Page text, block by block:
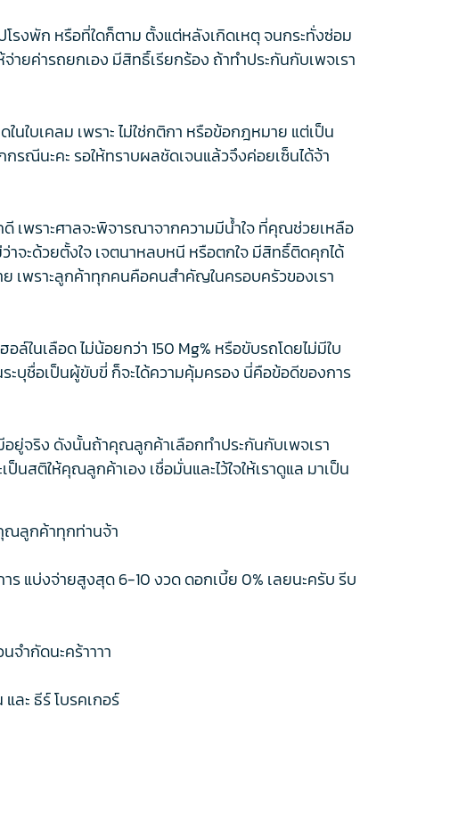
รงพัก หรือที่ใดก็ตาม ตั้งแต่หลังเกิดเหตุ จนกระทั่งซ่อม
ายค่ารถยกเอง มีสิทธิ์เรียกร้อง ถ้าทำประกันกับเพจเรา
ใบเคลม เพราะ ไม่ใช่กติกา หรือข้อกฎหมาย แต่เป็น
รณีนะคะ รอให้ทราบผลชัดเจนแล้วจึงค่อยเซ็นได้จ้า
เพราะศาลจะพิจารณาจากความมีน้ำใจ ที่คุณช่วยเหลือ
จะด้วยตั้งใจ เจตนาหลบหนี หรือตกใจ มีสิทธิ์ติดคุกได้
เพราะลูกค้าทุกคนคือคนสำคัญในครอบครัวของเรา
นเลือด ไม่น้อยกว่า 150 Mg% หรือขับรถโดยไม่มีใบ
บุชื่อเป็นผู้ขับขี่ ก็จะได้ความคุ้มครอง นี่คือข้อดีของการ
ยู่จริง ดังนั้นถ้าคุณลูกค้าเลือกทำประกันกับเพจเรา
สติให้คุณลูกค้าเอง เชื่อมั่นและไว้ใจให้เราดูแล มาเป็น
ณลูกค้าทุกท่านจ้า
ร แบ่งจ่ายสูงสุด 6-10 งวด ดอกเบี้ย 0% เลยนะครับ รีบ
จำกัดนะคร้าาาา
ละ ธีร์ โบรคเกอร์